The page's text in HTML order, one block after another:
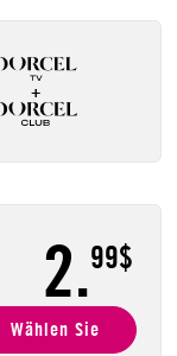
+
2.99$
Wählen Sie